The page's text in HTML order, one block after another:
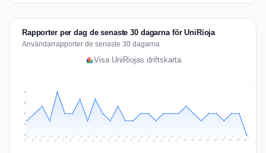
Rapporter per dag de senaste 30 dagarna för UniRioja
Användarrapporter de senaste 30 dagarna
Visa UniRiojas driftskarta
2
3
5
6
Jul 11 Jul 12 Jul 13 Jul 14 Jul 15 Jul 16 Jul 17 Jul 18 Jul 19 Jul 20 Jul 21 Jul 22 Jul 23 Jul 24 Jul 25 Jul 26 Jul 27 Jul 28 Jul 29 Jul 30 Jul 31 Aug 1 Aug 2 Aug 3 Aug 4 Aug 5 Aug 6 Aug 7 Aug 8 Aug 9